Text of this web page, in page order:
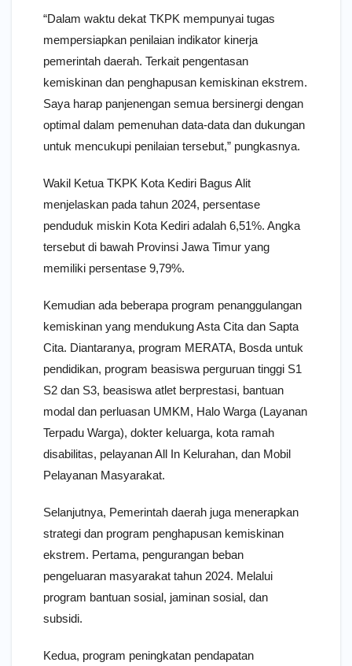
“Dalam waktu dekat TKPK mempunyai tugas
mempersiapkan penilaian indikator kinerja
pemerintah daerah. Terkait pengentasan
kemiskinan dan penghapusan kemiskinan ekstrem.
Saya harap panjenengan semua bersinergi dengan
optimal dalam pemenuhan data-data dan dukungan
untuk mencukupi penilaian tersebut,” pungkasnya.
Wakil Ketua TKPK Kota Kediri Bagus Alit
menjelaskan pada tahun 2024, persentase
penduduk miskin Kota Kediri adalah 6,51%. Angka
tersebut di bawah Provinsi Jawa Timur yang
memiliki persentase 9,79%.
Kemudian ada beberapa program penanggulangan
kemiskinan yang mendukung Asta Cita dan Sapta
Cita. Diantaranya, program MERATA, Bosda untuk
pendidikan, program beasiswa perguruan tinggi S1
S2 dan S3, beasiswa atlet berprestasi, bantuan
modal dan perluasan UMKM, Halo Warga (Layanan
Terpadu Warga), dokter keluarga, kota ramah
disabilitas, pelayanan All In Kelurahan, dan Mobil
Pelayanan Masyarakat.
Selanjutnya, Pemerintah daerah juga menerapkan
strategi dan program penghapusan kemiskinan
ekstrem. Pertama, pengurangan beban
pengeluaran masyarakat tahun 2024. Melalui
program bantuan sosial, jaminan sosial, dan
subsidi.
Kedua, program peningkatan pendapatan